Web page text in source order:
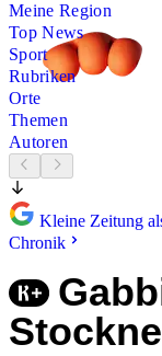
Meine Region
Top News
Sport
Rubriken
Orte
Themen
Autoren
Kleine Zeitung
Chronik